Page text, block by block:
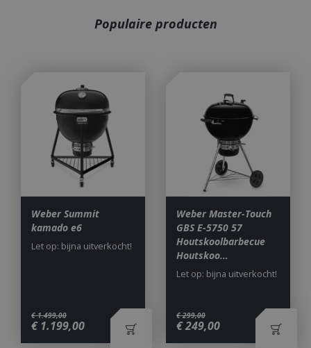
Populaire producten
Weber Summit
kamado e6
€ 1.499,00
€ 1.199,00
Let op: bijna uitverkocht!
Weber Master-Touch
GBS E-5750 57
Houtskoolbarbecue
Houtskoo…
€ 299,00
€249,00
Let op: bijna uitverkocht!